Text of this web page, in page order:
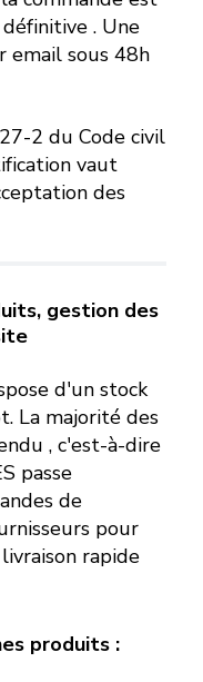
. Une
email sous 48h
2 du Code civil
vaut
des
gestion des
d'un stock
La majorité des
, c'est-à-dire
passe
de
pour
rapide
produits :